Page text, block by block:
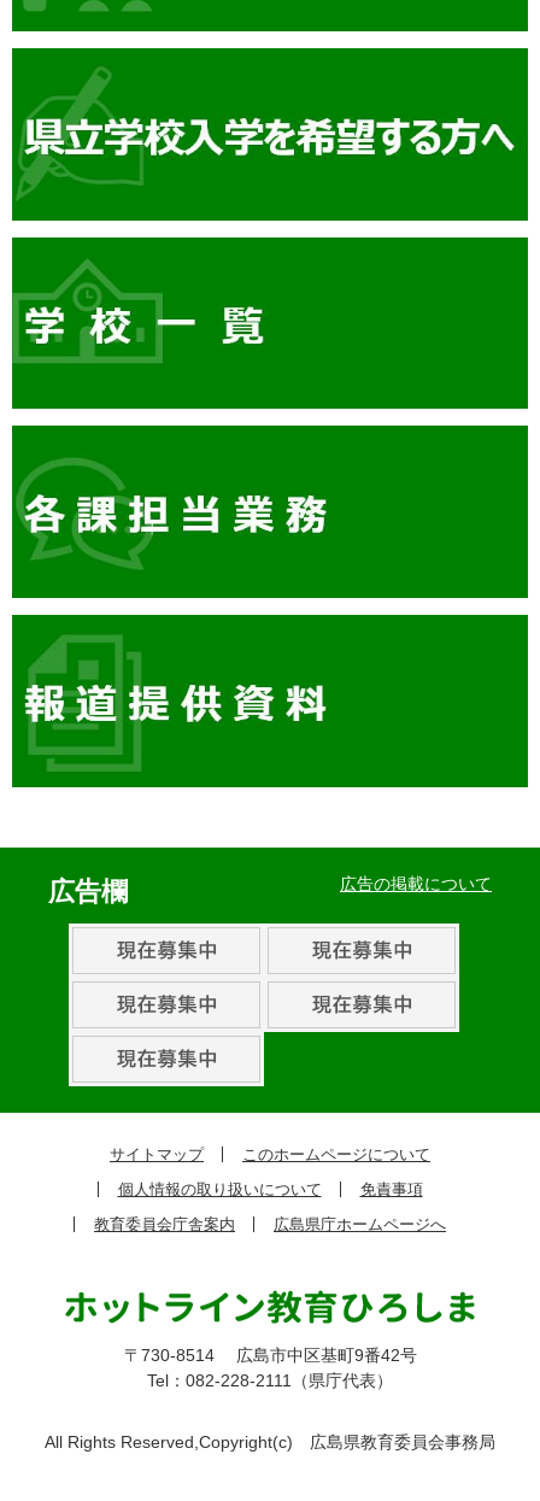
広告欄 広告の掲載について
サイトマップ
このホームページについて
個人情報の取り扱いについて
免責事項
教育委員会庁舎案内
広島県庁ホームページへ
〒730-8514
広島市中区基町9番42号
Tel：082-228-2111（県庁代表）
All Rights Reserved,Copyright(c) 広島県教育委員会事務局